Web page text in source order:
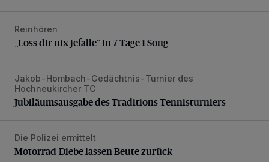
„Loss dir nix jefalle“ in 7 Tage 1 Song
Reinhören
„Loss dir nix jefalle“ in 7 Tage 1 Song
Jubiläumsausgabe des Traditions-Tennisturniers
Jakob-Hombach-Gedächtnis-Turnier des
Hochneukircher TC
Jubiläumsausgabe des Traditions-Tennisturniers
Motorrad-Diebe lassen Beute zurück
Die Polizei ermittelt
Motorrad-Diebe lassen Beute zurück